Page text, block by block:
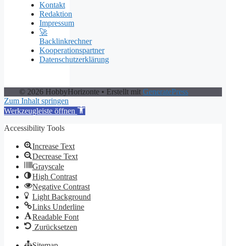
Kontakt
Redaktion
Impressum
🚀
Backlinkrechner
Kooperationspartner
Datenschutzerklärung
© 2026 HobbyHorizonte • Erstellt mit GeneratePress
Zum Inhalt springen
Werkzeugleiste öffnen
Accessibility Tools
Increase Text
Decrease Text
Grayscale
High Contrast
Negative Contrast
Light Background
Links Underline
Readable Font
Zurücksetzen